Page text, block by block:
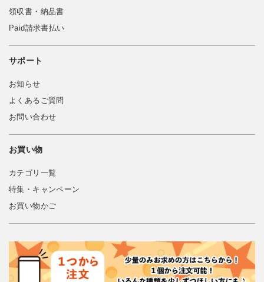
領収書・納品書
Paid請求書払い
サポート
お知らせ
よくあるご質問
お問い合わせ
お買い物
カテゴリ一覧
特集・キャンペーン
お買い物かご